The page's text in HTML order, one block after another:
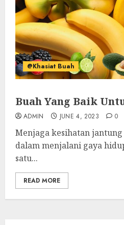
@Khasiat Buah
Buah Yang Baik
ADMIN JUNE 4, 2023 0
Menjaga kesihatan
dalam menjalani gaya
satu...
READ MORE